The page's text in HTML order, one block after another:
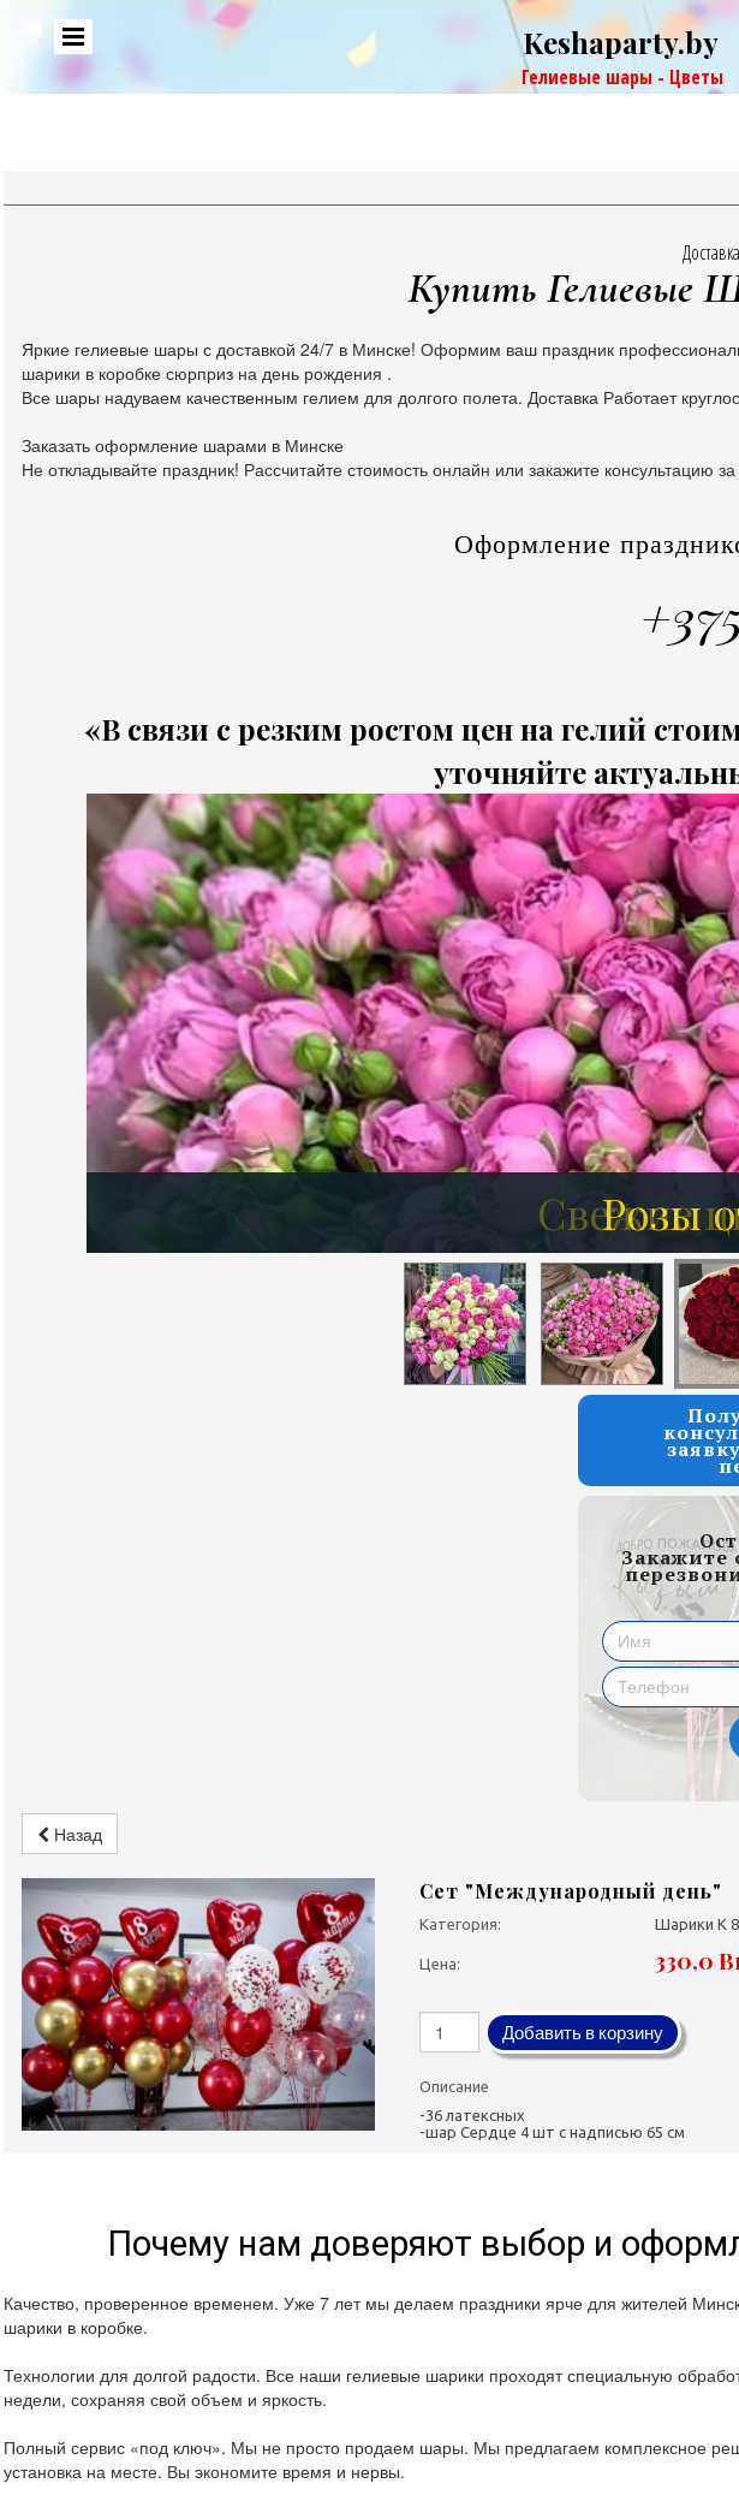
Keshaparty.by
Гелиевые шары - Цветы
Купить Гелиевые
Яркие гелиевые шары с доставкой 24/7 в Минске! Оформим ваш праздник
шарики в коробке сюрприз на день рождения .
Все шары надуваем качественным гелием для долгого полета. Доставка Работает
Заказать оформление шарами в Минске
Не откладывайте праздник! Рассчитайте стоимость онлайн или закажите
Оформление
«В связи с резким ростом цен на гелий
уточняйте
Розы
Закажите
Назад
Сет "Международный день"
Категория: Шарики К
Цена: 330,0
Добавить в корзину
Описание
-36 латексных
-шар Сердце 4 шт с надписью 65 см
Почему нам доверяют выбор и
Качество, проверенное временем. Уже 7 лет мы делаем праздники ярче для жителей
шарики в коробке.
Технологии для долгой радости. Все наши гелиевые шарики проходят специальную
недели, сохраняя свой объем и яркость.
Полный сервис «под ключ». Мы не просто продаем шары. Мы предлагаем комплексное
установка на месте. Вы экономите время и нервы.